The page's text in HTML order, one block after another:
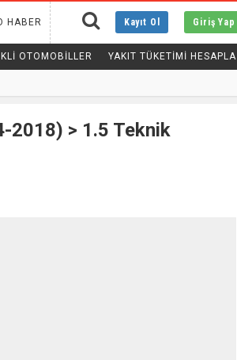
Kayıt Ol Giriş Yap
HABER
OTOMOBILLER YAKIT TÜKETİMİ HESAPLA
2018) > 1.5 Teknik